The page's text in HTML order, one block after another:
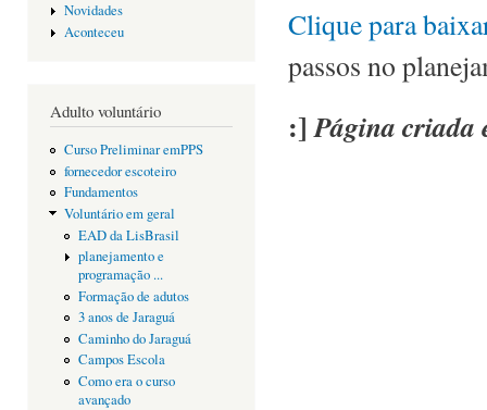
Novidades
Aconteceu
Adulto voluntário
Curso Preliminar emPPS
fornecedor escoteiro
Fundamentos
Voluntário em geral
EAD da LisBrasil
planejamento e
programação ...
Formação de adutos
3 anos de Jaraguá
Caminho do Jaraguá
Campos Escola
Como era o curso
avançado
Clique para
passos no
:]Página criada